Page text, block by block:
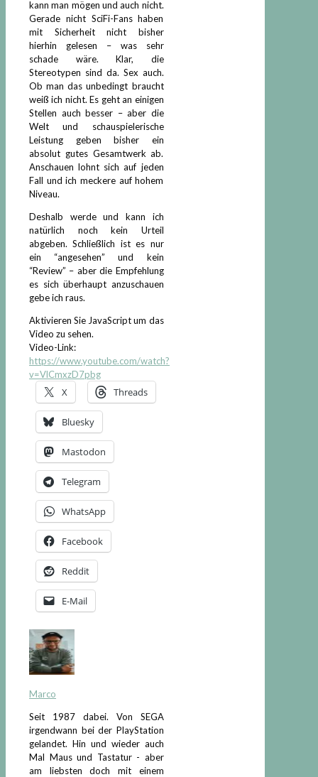
kann man mögen und auch nicht.
Gerade nicht SciFi-Fans haben
mit Sicherheit nicht bisher
hierhin gelesen – was sehr
schade wäre. Klar, die
Stereotypen sind da. Sex auch.
Ob man das unbedingt braucht
weiß ich nicht. Es geht an einigen
Stellen auch besser – aber die
Welt und schauspielerische
Leistung geben bisher ein
absolut gutes Gesamtwerk ab.
Anschauen lohnt sich auf jeden
Fall und ich meckere auf hohem
Niveau.
Deshalb werde und kann ich
natürlich noch kein Urteil
abgeben. Schließlich ist es nur
ein “angesehen” und kein
“Review” – aber die Empfehlung
es sich überhaupt anzuschauen
gebe ich raus.
Aktivieren Sie JavaScript um das
Video zu sehen.
Video-Link:
https://www.youtube.com/watch?
v=VlCmxzD7pbg
X Threads
Bluesky
Mastodon
Telegram
WhatsApp
Facebook
Reddit
E-Mail
Marco
Seit 1987 dabei. Von SEGA
irgendwann bei der PlayStation
gelandet. Hin und wieder auch
Mal Maus und Tastatur - aber
am liebsten doch mit einem